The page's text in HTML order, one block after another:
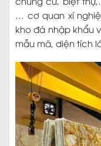
… cơ quan xí
kho đá nhập khẩu
mẫu mã, diện tích